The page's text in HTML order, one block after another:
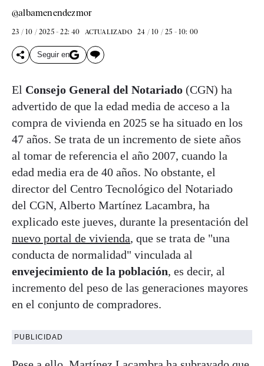
@albamenendezmor
23 / 10 / 2025 - 22: 40 ACTUALIZADO 24 / 10 / 25 - 10: 00
Seguir en
El Consejo General del Notariado (CGN) ha
advertido de que la edad media de acceso a la
compra de vivienda en 2025 se ha situado en los
47 años. Se trata de un incremento de siete años
al tomar de referencia el año 2007, cuando la
edad media era de 40 años. No obstante, el
director del Centro Tecnológico del Notariado
del CGN, Alberto Martínez Lacambra, ha
explicado este jueves, durante la presentación del
nuevo portal de vivienda, que se trata de "una
conducta de normalidad" vinculada al
envejecimiento de la población, es decir, al
incremento del peso de las generaciones mayores
en el conjunto de compradores.
PUBLICIDAD